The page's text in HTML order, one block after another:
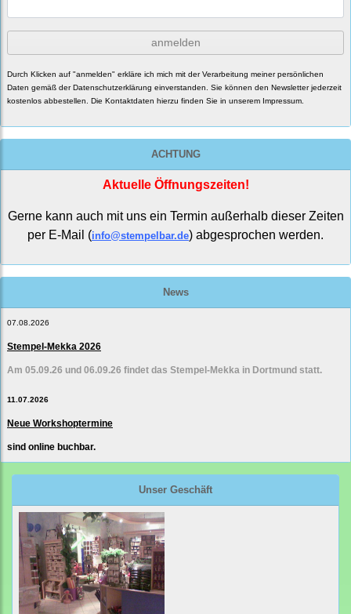
anmelden
Durch Klicken auf "anmelden" erkläre ich mich mit der Verarbeitung meiner persönlichen
Daten gemäß der Datenschutzerklärung einverstanden. Sie können den Newsletter jederzeit
kostenlos abbestellen. Die Kontaktdaten hierzu finden Sie in unserem Impressum.
ACHTUNG
Aktuelle Öffnungszeiten!
Gerne kann auch mit uns ein Termin außerhalb dieser Zeiten
per E-Mail (info@stempelbar.de) abgesprochen werden.
News
07.08.2026
Stempel-Mekka 2026
Am 05.09.26 und 06.09.26 findet das Stempel-Mekka in Dortmund statt.
11.07.2026
Neue Workshoptermine
sind online buchbar.
Unser Geschäft